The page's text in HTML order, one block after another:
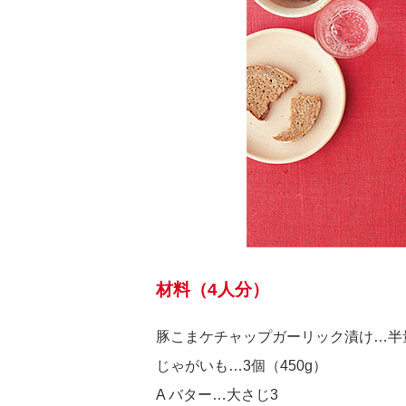
材料（4人分）
豚こまケチャップガーリック漬け…半
じゃがいも…3個（450g）
A バター…大さじ3